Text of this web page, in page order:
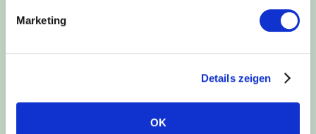
Marketing
Details zeigen
OK